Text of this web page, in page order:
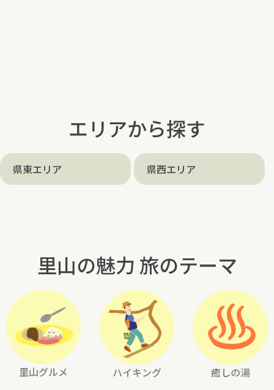
エリアから探す
県東エリア 県西エリア
里山の魅力 旅のテーマ
里山グルメ ハイキング 癒しの湯